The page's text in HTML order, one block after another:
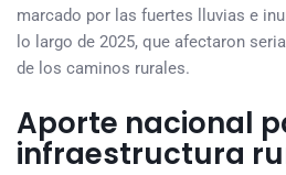
marcado por las fuertes lluvias e
lo largo de 2025, que afectaron
de los caminos rurales.
Aporte nacional
infraestructura